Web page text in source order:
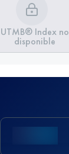
UTMB® Index no
disponible